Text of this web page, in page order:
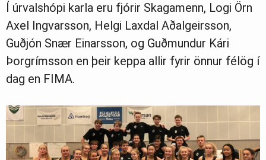
Í úrvalshópi karla eru fjórir Skagamenn, Logi Örn
Axel Ingvarsson, Helgi Laxdal Aðalgeirsson,
Guðjón Snær Einarsson, og Guðmundur Kári
Þorgrímsson en þeir keppa allir fyrir önnur félög í
dag en FIMA.